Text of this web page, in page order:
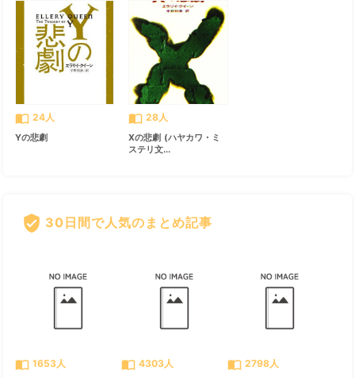
import_contacts 24人
Yの悲劇
import_contacts 28人
Xの悲劇 (ハヤカワ・ミ
ステリ文...
verified_user 30日間で人気のまとめ記事
import_contacts 1653人 import_contacts 4303人 import_contacts 2798人